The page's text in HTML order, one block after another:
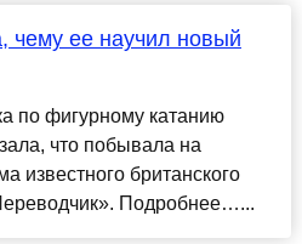
чему ее научил новый
по фигурному катанию
что побывала на
известного британского
Подробнее…...